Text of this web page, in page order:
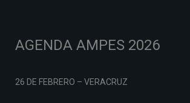
AGENDA AMPES 2026
26 DE FEBRERO – VERACRUZ